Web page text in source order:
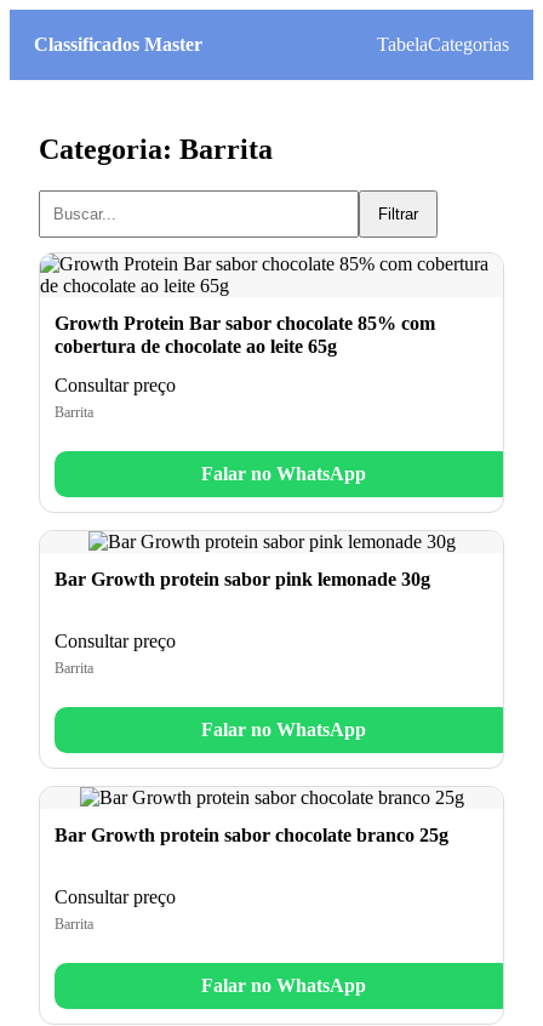
Classificados Master TabelaCategorias
Categoria: Barrita
Filtrar
Growth Protein Bar sabor chocolate 85% com
cobertura de chocolate ao leite 65g
Consultar preço
Barrita
Falar no WhatsApp
Bar Growth protein sabor pink lemonade 30g
Consultar preço
Barrita
Falar no WhatsApp
Bar Growth protein sabor chocolate branco 25g
Consultar preço
Barrita
Falar no WhatsApp